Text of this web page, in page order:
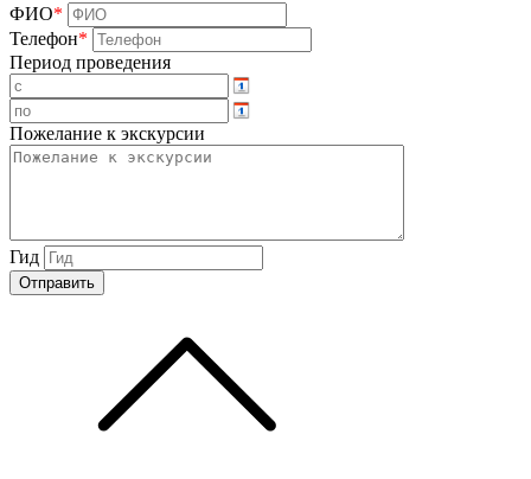
ФИО*
Телефон*
Период проведения
Пожелание к экскурсии
Гид